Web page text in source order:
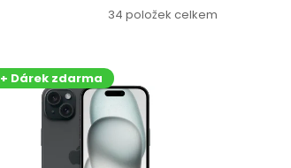
34 položek celkem
+ Dárek zdarma